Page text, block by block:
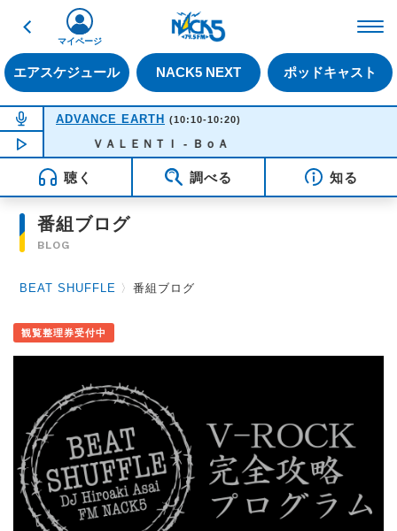
戻る
エアスケジュール NACK5 NEXT ポッドキャスト
マイページ
NOW ON AIR
ADVANCE EARTH (10:10-10:20)
NOW PLAYING09:29
ＶＡＬＥＮＴＩ - ＢｏＡ
聴く 調べる 知る
番組ブログ
BLOG
BEAT SHUFFLE 〉番組ブログ
観覧整理券受付中